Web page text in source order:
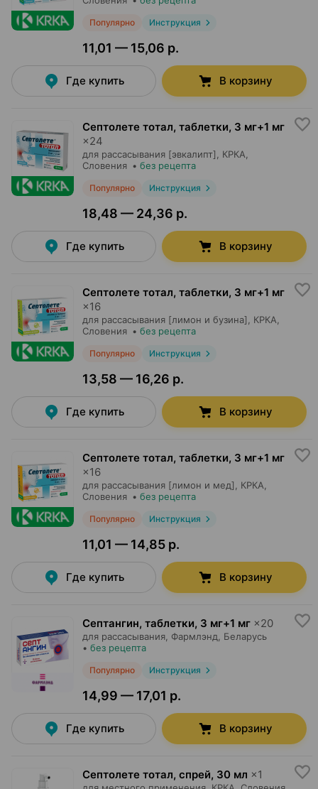
Популярно Инструкция
11,01 — 15,06 р.
Где купить В корзину
Септолете тотал, таблетки, 3 мг+1 мг
×24
для рассасывания [эвкалипт], КРКА
Словения • без рецепта
Популярно Инструкция
18,48 — 24,36 р.
Где купить В корзину
Септолете тотал, таблетки, 3 мг+1 мг
×16
для рассасывания [лимон и бузина], КРКА
Словения • без рецепта
Популярно Инструкция
13,58 — 16,26 р.
Где купить В корзину
Септолете тотал, таблетки, 3 мг+1 мг
×16
для рассасывания [лимон и мед], КРКА
Словения • без рецепта
Популярно Инструкция
11,01 — 14,85 р.
Где купить В корзину
Септангин, таблетки, 3 мг+1 мг ×20
для рассасывания, Фармлэнд , Беларусь
• без рецепта
Популярно Инструкция
14,99 — 17,01 р.
Где купить В корзину
Септолете тотал, спрей, 30 мл ×1